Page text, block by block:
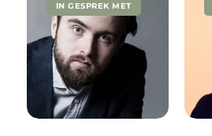
IN GESPREK MET